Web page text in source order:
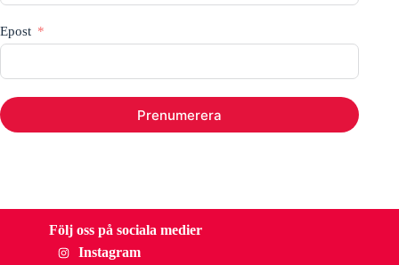
Epost
Prenumerera
Följ oss på sociala medier
Instagram